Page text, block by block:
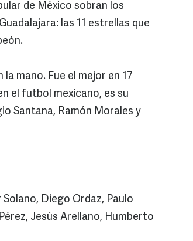
de México sobran los
las 11 estrellas que
mano. Fue el mejor en 17
el futbol mexicano, es su
Santana, Ramón Morales y
Diego Ordaz, Paulo
Jesús Arellano, Humberto